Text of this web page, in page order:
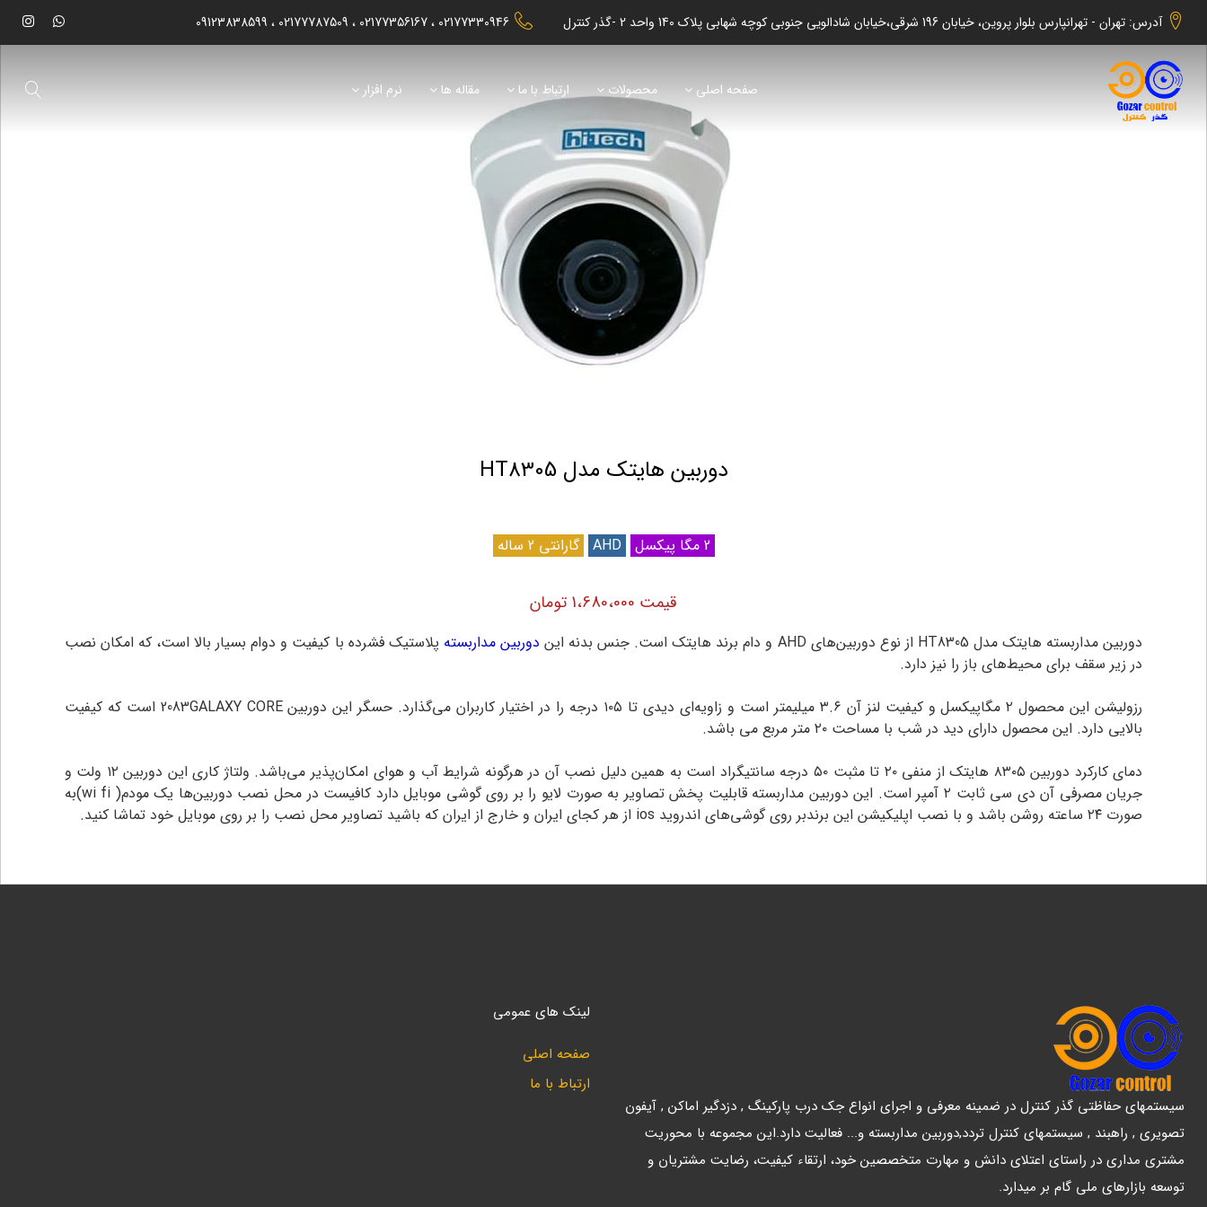
آدرس: تهران - تهرانپارس بلوار پروین، خیابان 196 شرقی،خیابان شادالویی جنوبی کوچه شهابی پلاک 140 واحد 2 -گذر کنترل 02177330946
02177356167
02177787509
09123838599
صفحه اصلی محصولات ارتباط با ما مقاله ها نرم افزار
دوربین هایتک مدل HT8305
2 مگا پیکسل گارانتی 2 ساله
قیمت 1،680،000 تومان
دوربین مداربسته هایتک مدل HT8305 از نوع دوربین‌های AHD و دام برند هایتک است. جنس بدنه این دوربین مداربسته پلاستیک فشرده با کیفیت و دوام بسیار بالا است، که امکان نصب
در زیر سقف برای محیط‌های باز را نیز دارد.
رزولیشن این محصول ۲ مگاپیکسل و کیفیت لنز آن ۳.۶ میلیمتر است و زاویه‌ای دیدی تا ۱۰۵ درجه را در اختیار کاربران می‌گذارد. حسگر این دوربین 2083GALAXY CORE است که کیفیت
بالایی دارد. این محصول دارای دید در شب با مساحت ۲۰ متر مربع می باشد.
دمای کارکرد دوربین ۸۳۰۵ هایتک از منفی ۲۰ تا مثبت ۵۰ درجه سانتیگراد است به همین دلیل نصب آن در هرگونه شرایط آب و هوای امکان‌پذیر می‌باشد. ولتاژ کاری این دوربین ۱۲ ولت و
جریان مصرفی آن دی سی ثابت ۲ آمپر است. این دوربین مداربسته قابلیت پخش تصاویر به صورت لایو را بر روی گوشی موبایل دارد کافیست در محل نصب دوربین‌ها یک مودم( wi fi)به
صورت ۲۴ ساعته روشن باشد و با نصب اپلیکیشن این برندبر روی گوشی‌های اندروید ios از هر کجای ایران و خارج از ایران که باشید تصاویر محل نصب را بر روی موبایل خود تماشا کنید.
سیستمهای حفاظتی گذر کنترل در ضمینه معرفی و اجرای انواع جک درب پارکینگ , دزدگیر اماکن , آیفون
تصویری , راهبند , سیستمهای کنترل تردد,دوربین مداربسته و... فعالیت دارد.این مجموعه با محوریت
مشتری مداری در راستای اعتلای دانش و مهارت متخصصین خود، ارتقاء کیفیت، رضایت مشتریان و
توسعه بازارهای ملی گام بر میدارد.
لینک های عمومی
صفحه اصلی
ارتباط با ما